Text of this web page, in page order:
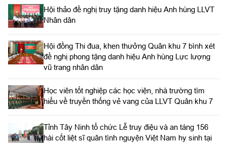
Hội thảo đề nghị truy tặng danh hiệu Anh hùng LLVT
Nhân dân
Hội đồng Thi đua, khen thưởng Quân khu 7 bình xét
đề nghị phong tặng danh hiệu Anh hùng Lực lượng
vũ trang nhân dân
Học viên tốt nghiệp các học viện, nhà trường tìm
hiểu về truyền thống vẻ vang của LLVT Quân khu 7
​Tỉnh Tây Ninh tổ chức Lễ truy điệu và an táng 156
hài cốt liệt sĩ quân tình nguyện Việt Nam hy sinh tại